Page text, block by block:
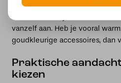
Twijfel je tussen deze twee,
vanzelf aan. Heb je vooral
goudkleurige accessoires, dan
Praktische
kiezen